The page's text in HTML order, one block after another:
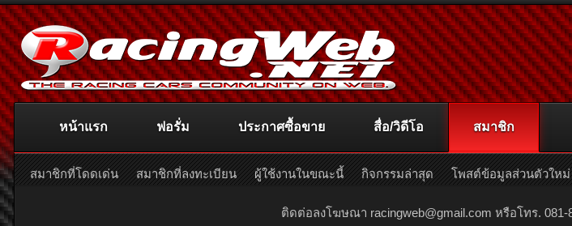
ติดต่อลงโฆษณา racingweb@gmail.com หรือโทร.
หน้าแรก ฟอรั่ม ประกาศซื้อขาย สื่อ/วิดีโอ สมาชิก
สมาชิกที่โดดเด่น สมาชิกที่ลงทะเบียน ผู้ใช้งานในขณะนี้ กิจกรรมล่าสุด โพสต์ข้อมูลส่วนตัวใหม่